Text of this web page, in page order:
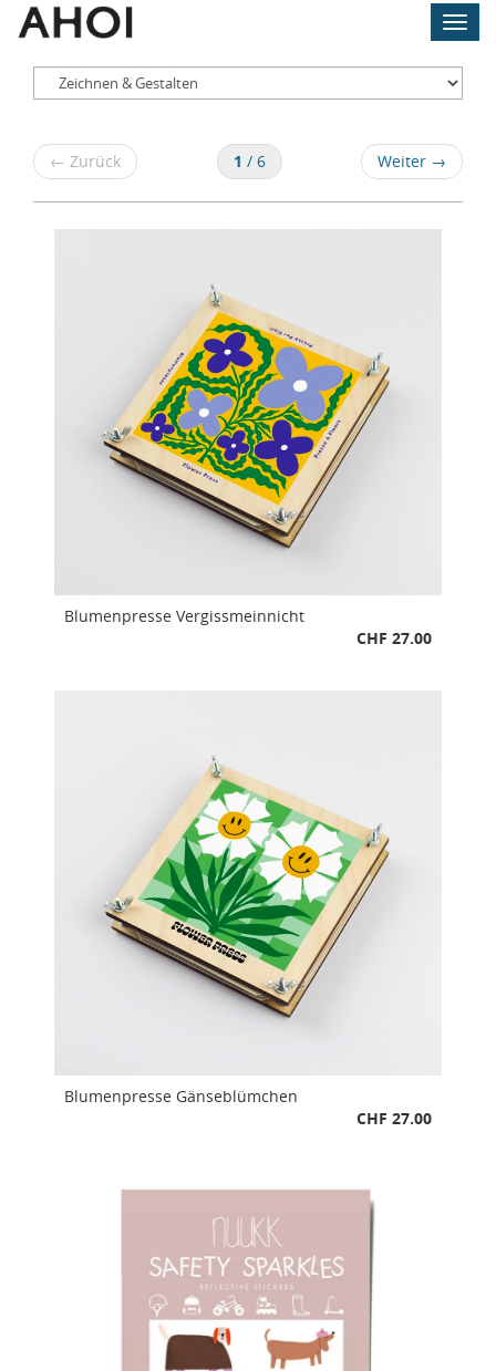
Skip
Zeichnen
&
Gestalten
← Zurück 1 / 6 Weiter →
Blumenpresse Vergissmeinnicht
CHF 27.00
Blumenpresse Gänseblümchen
CHF 27.00